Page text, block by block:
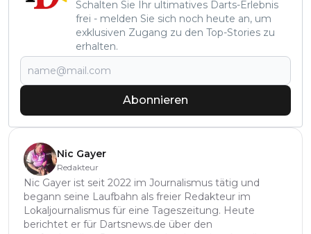
Schalten Sie Ihr ultimatives Darts-Erlebnis
frei - melden Sie sich noch heute an, um
exklusiven Zugang zu den Top-Stories zu
erhalten.
Abonnieren
Nic Gayer
Redakteur
Nic Gayer ist seit 2022 im Journalismus tätig und
begann seine Laufbahn als freier Redakteur im
Lokaljournalismus für eine Tageszeitung. Heute
berichtet er für Dartsnews.de über den